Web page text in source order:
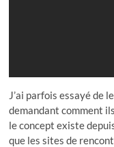
J’ai parfois essayé de
demandant comment
le concept existe
que les sites de